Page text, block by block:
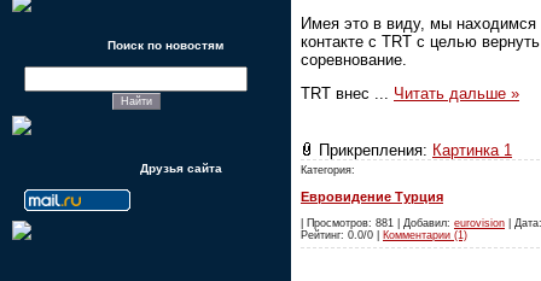
Поиск по новостям
Друзья сайта
Имея это в виду, мы находимся
контакте с TRT с целью
соревнование.
TRT внес ... Читать дальше »
Прикрепления: Картинка 1
Категория:
Евровидение Турция
| Просмотров: 881 | Добавил: eurovision |
Рейтинг: 0.0/0 | Комментарии (1)